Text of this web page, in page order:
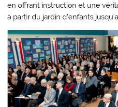
en offrant instruction et une
à partir du jardin d’enfants